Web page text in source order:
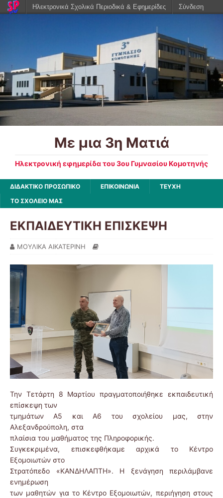
Με μια 3η Ματιά
Ηλεκτρονική εφημερίδα του 3ου Γυμνασίου Κομοτηνής
ΔΙΔΑΚΤΙΚΟ ΠΡΟΣΩΠΙΚΟ ΕΠΙΚΟΙΝΩΝΙΑ
ΤΕΥΧΗ
ΤΟ ΣΧΟΛΕΙΟ ΜΑΣ
ΕΚΠΑΙΔΕΥΤΙΚΗ ΕΠΙΣΚΕΨΗ
ΜΟΥΛΙΚΑ ΑΙΚΑΤΕΡΙΝΗ
Την Τετάρτη 8 Μαρτίου πραγματοποιήθηκε εκπαιδευτική
επίσκεψη των
τμημάτων Α5 και Α6 του σχολείου μας, στην
Αλεξανδρούπολη, στα
πλαίσια του μαθήματος της Πληροφορικής.
Συγκεκριμένα, επισκεφθήκαμε αρχικά το Κέντρο
Εξομοιωτών στο
Στρατόπεδο «ΚΑΝΔΗΛΑΠΤΗ». Η ξενάγηση περιλάμβανε
ενημέρωση
των μαθητών για το Κέντρο Εξομοιωτών, περιήγηση στους
Ηλεκτρονικά Σχολικά Περιοδικά & Εφημερίδες Σύνδεση